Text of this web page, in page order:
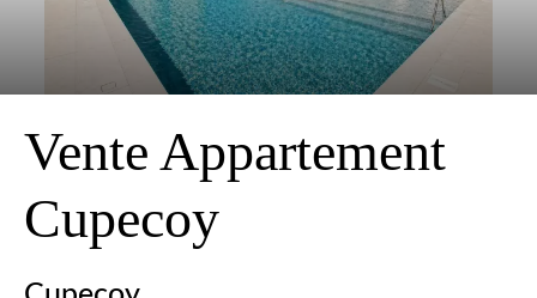
Vente Appartement
Cupecoy